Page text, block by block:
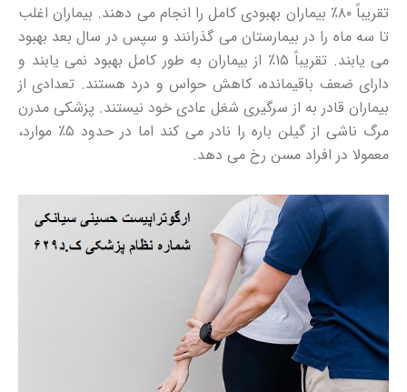
تقریباً ۸۰٪ بیماران بهبودی کامل را انجام می دهند. بیماران اغلب
تا سه ماه را در بیمارستان می گذرانند و سپس در سال بعد بهبود
می یابند. تقریباً ۱۵٪ از بیماران به طور کامل بهبود نمی یابند و
دارای ضعف باقیمانده، کاهش حواس و درد هستند. تعدادی از
بیماران قادر به از سرگیری شغل عادی خود نیستند. پزشکی مدرن
مرگ ناشی از گیلن باره را نادر می کند اما در حدود ۵٪ موارد،
معمولا در افراد مسن رخ می دهد.